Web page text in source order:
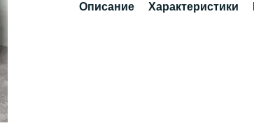
Описание
Характеристики